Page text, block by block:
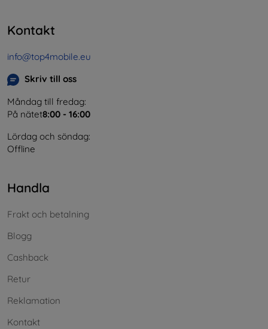
Kontakt
info@top4mobile.eu
Skriv till oss
Måndag till fredag:
På nätet8:00 - 16:00
Lördag och söndag:
Offline
Handla
Frakt och betalning
Blogg
Cashback
Retur
Reklamation
Kontakt